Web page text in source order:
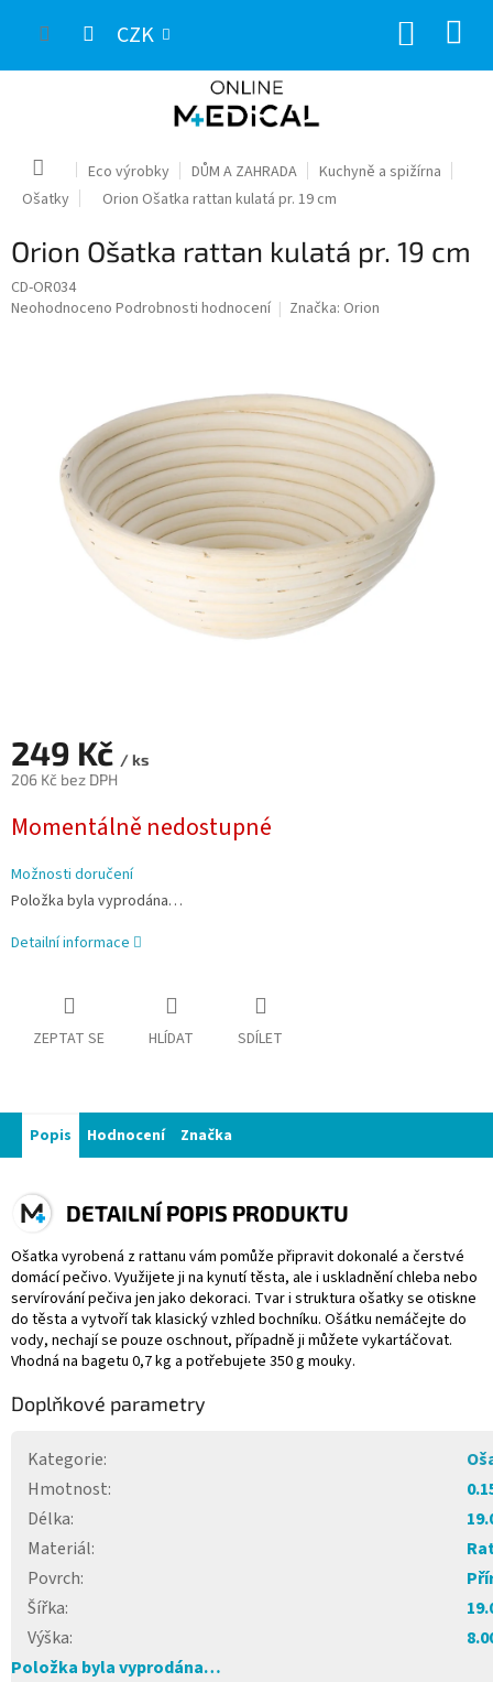
CZK
Domů Eco výrobky DŮM A ZAHRADA
Kuchyně a spižírna
Ošatky
Orion Ošatka rattan kulatá pr. 19 cm
Orion Ošatka rattan kulatá pr. 19 cm
CD-OR034
Průměrné
hvězdiček.
Neohodnoceno Podrobnosti hodnocení Značka: Orion
249 Kč / ks
206 Kč bez DPH
cena:
Momentálně nedostupné
Možnosti doručení
Položka byla vyprodána…
Detailní informace
ZEPTAT SE HLÍDAT SDÍLET
Popis Hodnocení Značka
DETAILNÍ POPIS PRODUKTU
Ošatka vyrobená z rattanu vám pomůže připravit dokonalé a čerstvé
domácí pečivo. Využijete ji na kynutí těsta, ale i uskladnění chleba nebo
servírování pečiva jen jako dekoraci. Tvar i struktura ošatky se otiskne
do těsta a vytvoří tak klasický vzhled bochníku. Ošátku nemáčejte do
vody, nechají se pouze oschnout, případně ji můžete vykartáčovat.
Vhodná na bagetu 0,7 kg a potřebujete 350 g mouky.
Doplňkové parametry
Kategorie:
Hmotnost:
Délka:
Materiál:
Povrch:
Šířka:
Výška:
Položka byla vyprodána…